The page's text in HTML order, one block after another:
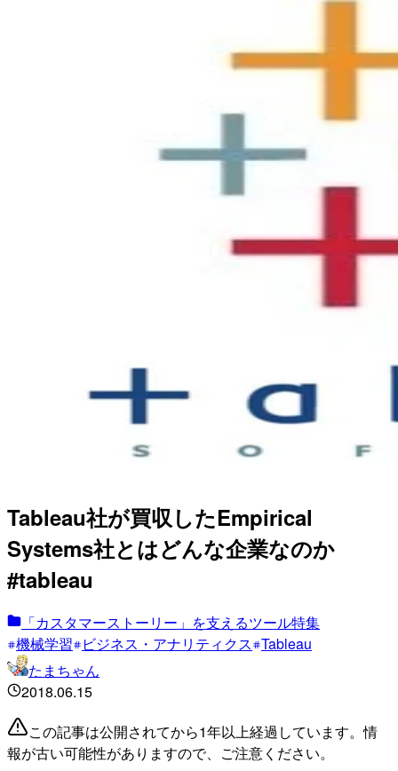
Tableau社が買収したEmpirical
Systems社とはどんな企業なのか
#tableau
「カスタマーストーリー」を支えるツール特集
機械学習
ビジネス・アナリティクス Tableau
たまちゃん
2018.06.15
この記事は公開されてから1年以上経過しています。情
報が古い可能性がありますので、ご注意ください。